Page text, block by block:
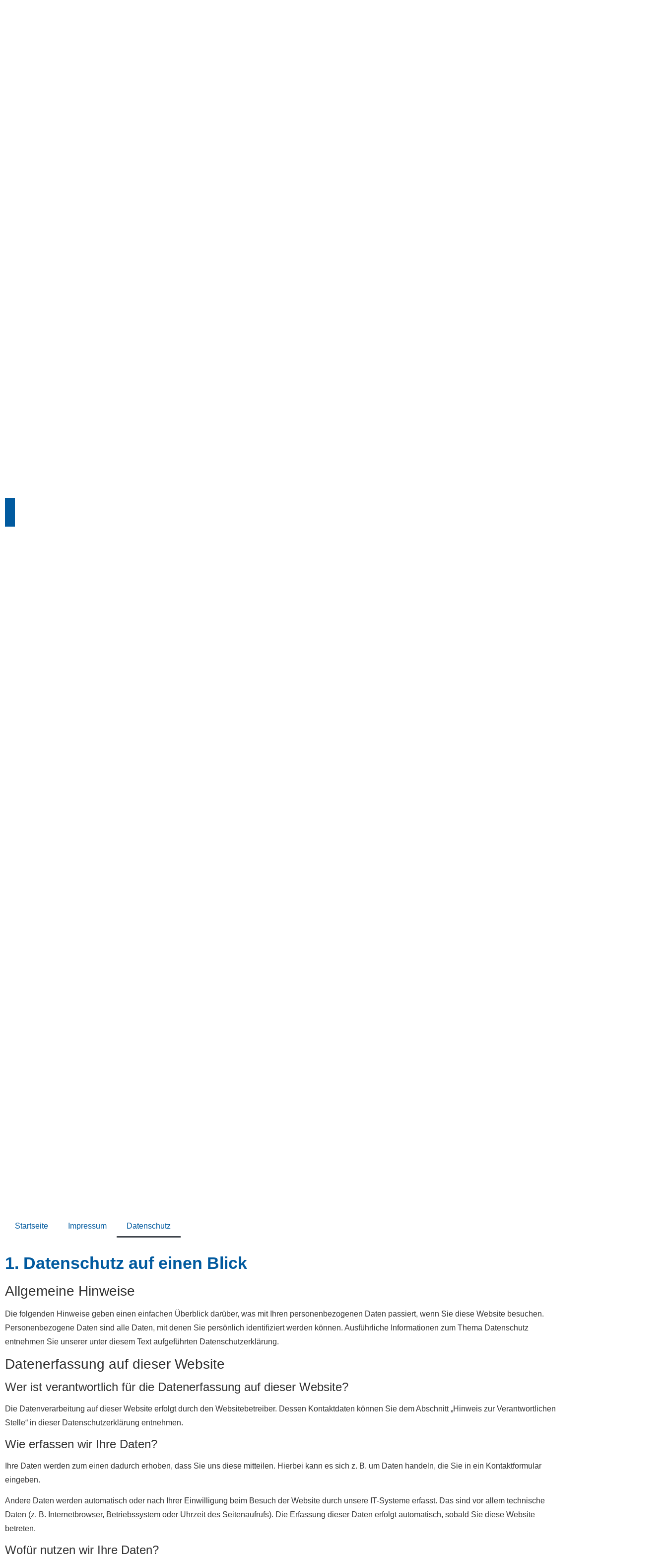
Startseite Impressum Datenschutz
1. Datenschutz auf einen Blick
Allgemeine Hinweise
Die folgenden Hinweise geben einen einfachen Überblick darüber, was mit Ihren personenbezogenen Daten passiert, wenn Sie diese Website besuchen.
Personenbezogene Daten sind alle Daten, mit denen Sie persönlich identifiziert werden können. Ausführliche Informationen zum Thema Datenschutz
entnehmen Sie unserer unter diesem Text aufgeführten Datenschutzerklärung.
Datenerfassung auf dieser Website
Wer ist verantwortlich für die Datenerfassung auf dieser Website?
Die Datenverarbeitung auf dieser Website erfolgt durch den Websitebetreiber. Dessen Kontaktdaten können Sie dem Abschnitt „Hinweis zur Verantwortlichen
Stelle“ in dieser Datenschutzerklärung entnehmen.
Wie erfassen wir Ihre Daten?
Ihre Daten werden zum einen dadurch erhoben, dass Sie uns diese mitteilen. Hierbei kann es sich z. B. um Daten handeln, die Sie in ein Kontaktformular
eingeben.
Andere Daten werden automatisch oder nach Ihrer Einwilligung beim Besuch der Website durch unsere IT-Systeme erfasst. Das sind vor allem technische
Daten (z. B. Internetbrowser, Betriebssystem oder Uhrzeit des Seitenaufrufs). Die Erfassung dieser Daten erfolgt automatisch, sobald Sie diese Website
betreten.
Wofür nutzen wir Ihre Daten?